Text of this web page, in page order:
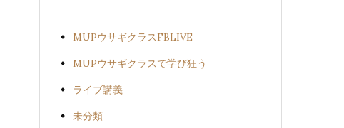
MUPウサギクラスFBLIVE
MUPウサギクラスで学び狂う
ライブ講義
未分類